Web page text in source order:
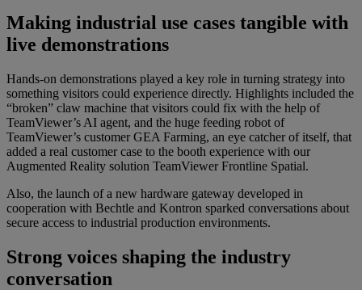
Making industrial use cases tangible with
live demonstrations
Hands-on demonstrations played a key role in turning strategy into
something visitors could experience directly. Highlights included the
“broken” claw machine that visitors could fix with the help of
TeamViewer’s AI agent, and the huge feeding robot of
TeamViewer’s customer GEA Farming, an eye catcher of itself, that
added a real customer case to the booth experience with our
Augmented Reality solution TeamViewer Frontline Spatial.
Also, the launch of a new hardware gateway developed in
cooperation with Bechtle and Kontron sparked conversations about
secure access to industrial production environments.
Strong voices shaping the industry
conversation